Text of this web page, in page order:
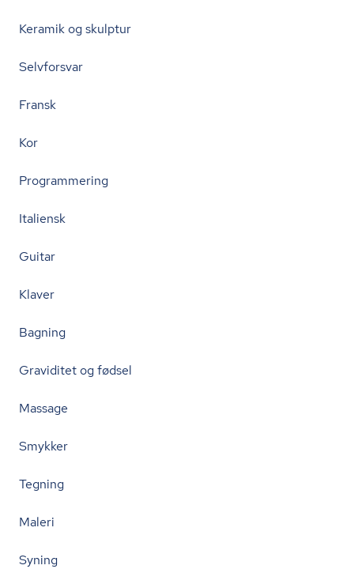
Keramik og skulptur
Selvforsvar
Fransk
Kor
Programmering
Italiensk
Guitar
Klaver
Bagning
Graviditet og fødsel
Massage
Smykker
Tegning
Maleri
Syning